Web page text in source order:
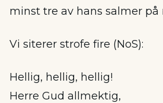
minst tre av hans salmer på
Vi siterer strofe fire (NoS):
Hellig, hellig, hellig!
Herre Gud allmektig,